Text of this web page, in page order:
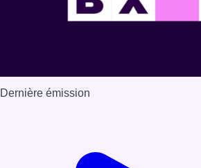
Dernière émission